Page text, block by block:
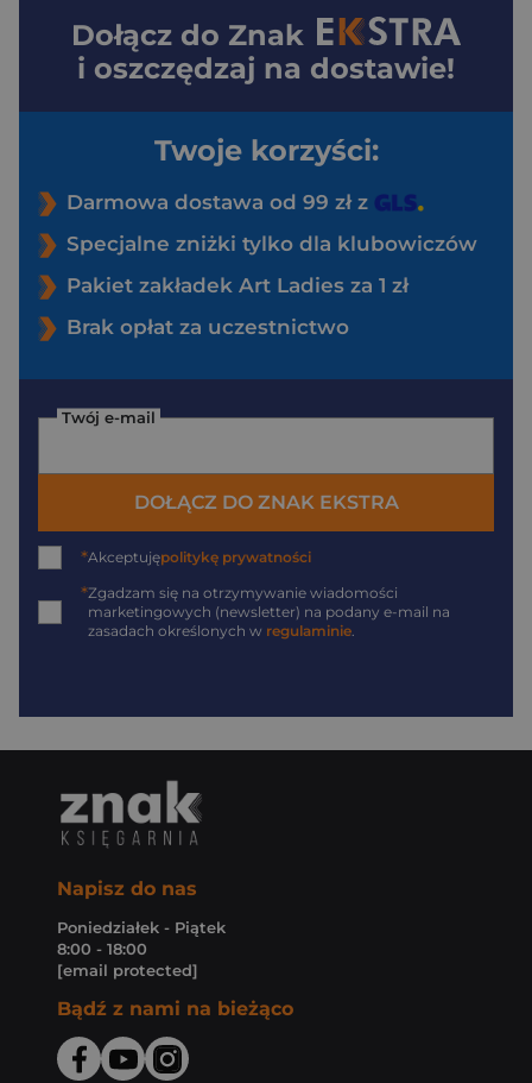
Dołącz do Znak
i oszczędzaj na dostawie!
Twoje korzyści:
Darmowa dostawa od 99 zł z
Specjalne zniżki tylko dla klubowiczów
Pakiet zakładek Art Ladies za 1 zł
Brak opłat za uczestnictwo
Twój e-mail
DOŁĄCZ DO ZNAK EKSTRA
*Akceptujępolitykę prywatności
*Zgadzam się na otrzymywanie wiadomości
marketingowych (newsletter) na podany e-mail na
zasadach określonych w regulaminie
Napisz do nas
Poniedziałek - Piątek
8:00 - 18:00
[email protected]
Bądź z nami na bieżąco